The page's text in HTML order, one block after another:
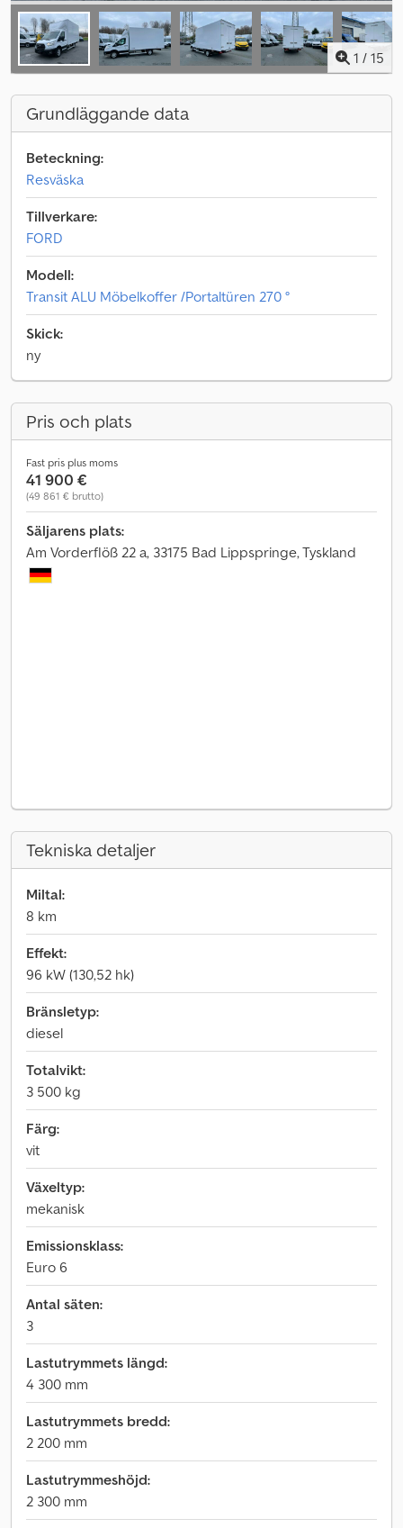
1 / 15
Grundläggande data
Beteckning:
Resväska
Tillverkare:
FORD
Modell:
Transit ALU Möbelkoffer /Portaltüren 270 °
Skick:
ny
Pris och plats
Fast pris plus moms
41 900 €
(49 861 € brutto)
Säljarens plats:
Am Vorderflöß 22 a, 33175 Bad Lippspringe, Tyskland
Tekniska detaljer
Miltal:
8 km
Effekt:
96 kW (130,52 hk)
Bränsletyp:
diesel
Totalvikt:
3 500 kg
Färg:
vit
Växeltyp:
mekanisk
Emissionsklass:
Euro 6
Antal säten:
3
Lastutrymmets längd:
4 300 mm
Lastutrymmets bredd:
2 200 mm
Lastutrymmeshöjd:
2 300 mm